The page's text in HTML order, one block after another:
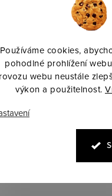
Používáme cookies,
pohodlné prohlížení
webu neustále
výkon a použitelnost.
syntetická ovčí
pro různé
a ochranné kamaše
materiálů, maximální